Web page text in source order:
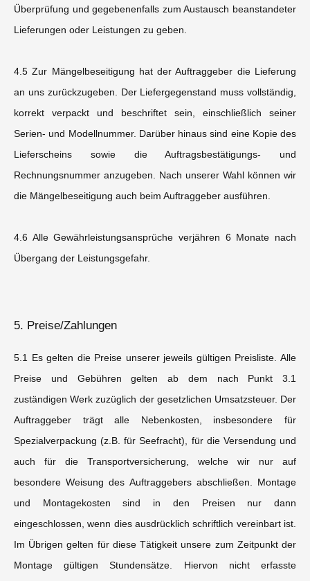
Überprüfung und gegebenenfalls zum Austausch beanstandeter
Lieferungen oder Leistungen zu geben.
4.5 Zur Mängelbeseitigung hat der Auftraggeber die Lieferung
an uns zurückzugeben. Der Liefergegenstand muss vollständig,
korrekt verpackt und beschriftet sein, einschließlich seiner
Serien- und Modellnummer. Darüber hinaus sind eine Kopie des
Lieferscheins sowie die Auftragsbestätigungs- und
Rechnungsnummer anzugeben. Nach unserer Wahl können wir
die Mängelbeseitigung auch beim Auftraggeber ausführen.
4.6 Alle Gewährleistungsansprüche verjähren 6 Monate nach
Übergang der Leistungsgefahr.
5. Preise/Zahlungen
5.1 Es gelten die Preise unserer jeweils gültigen Preisliste. Alle
Preise und Gebühren gelten ab dem nach Punkt 3.1
zuständigen Werk zuzüglich der gesetzlichen Umsatzsteuer. Der
Auftraggeber trägt alle Nebenkosten, insbesondere für
Spezialverpackung (z.B. für Seefracht), für die Versendung und
auch für die Transportversicherung, welche wir nur auf
besondere Weisung des Auftraggebers abschließen. Montage
und Montagekosten sind in den Preisen nur dann
eingeschlossen, wenn dies ausdrücklich schriftlich vereinbart ist.
Im Übrigen gelten für diese Tätigkeit unsere zum Zeitpunkt der
Montage gültigen Stundensätze. Hiervon nicht erfasste